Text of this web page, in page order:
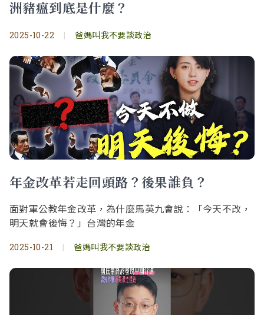
洲豬瘟到底是什麼？
2025-10-22 | 爸媽叫我不要談政治
年金改革若走回頭路？後果誰負？
面對軍公教年金改革，為什麼馬英九會說：「今天不改，
明天就會後悔？」台灣的年金
2025-10-21 | 爸媽叫我不要談政治